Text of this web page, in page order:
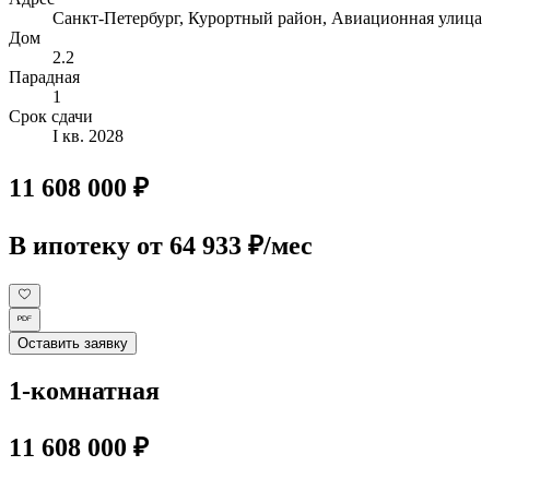
Санкт-Петербург, Курортный район, Авиационная улица
Дом
2.2
Парадная
1
Срок сдачи
I кв. 2028
11 608 000 ₽
В ипотеку от 64 933 ₽/мес
Оставить заявку
1-комнатная
11 608 000 ₽